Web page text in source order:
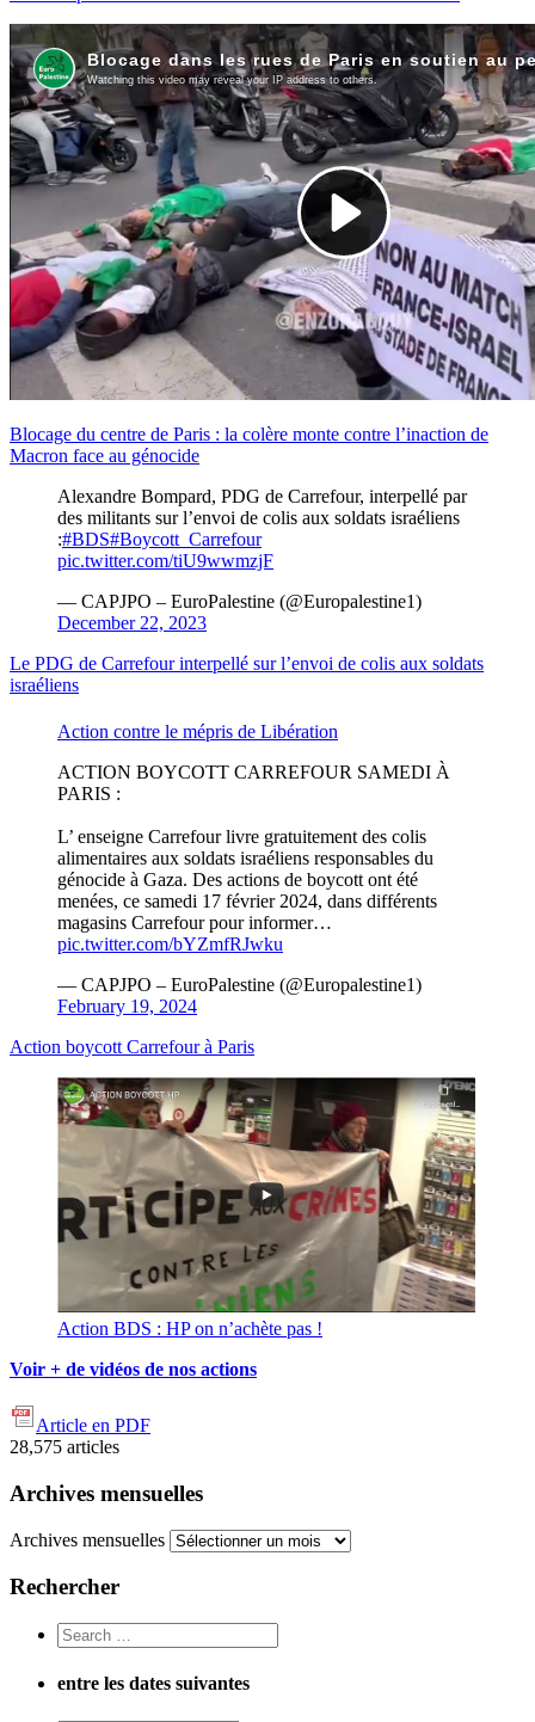
Blocage du centre de Paris : la colère monte contre l’inaction de
Macron face au génocide
Alexandre Bompard, PDG de Carrefour, interpellé par
des militants sur l’envoi de colis aux soldats israéliens
:#BDS#Boycott_Carrefour
pic.twitter.com/tiU9wwmzjF
— CAPJPO – EuroPalestine (@Europalestine1)
December 22, 2023
Le PDG de Carrefour interpellé sur l’envoi de colis aux soldats
israéliens
Action contre le mépris de Libération
ACTION BOYCOTT CARREFOUR SAMEDI À
PARIS :
L’ enseigne Carrefour livre gratuitement des colis
alimentaires aux soldats israéliens responsables du
génocide à Gaza. Des actions de boycott ont été
menées, ce samedi 17 février 2024, dans différents
magasins Carrefour pour informer…
pic.twitter.com/bYZmfRJwku
— CAPJPO – EuroPalestine (@Europalestine1)
February 19, 2024
Action boycott Carrefour à Paris
Action BDS : HP on n’achète pas !
Voir + de vidéos de nos actions
Article en PDF
28,575 articles
Archives mensuelles
Archives mensuelles
Rechercher
entre les dates suivantes